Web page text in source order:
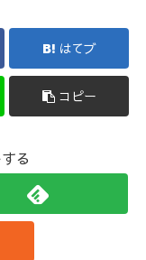
はてブ
コピー
る